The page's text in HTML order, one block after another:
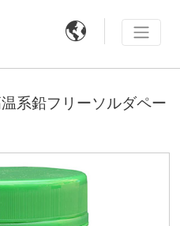

系鉛フリーソルダペー